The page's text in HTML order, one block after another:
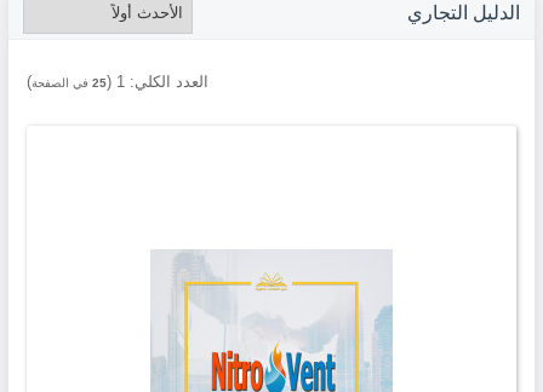
الدليل التجاري
العدد الكلي: 1
(
25 في الصفحة)